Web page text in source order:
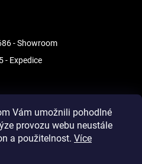
Vám umožnili pohodlné
provozu webu neustále
a použitelnost. Více
- Showroom
- Expedice